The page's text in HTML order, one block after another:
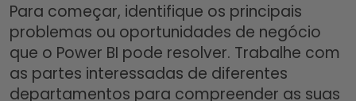
Para começar, identifique os principais
problemas ou oportunidades de negócio
que o Power BI pode resolver. Trabalhe com
as partes interessadas de diferentes
departamentos para compreender as suas